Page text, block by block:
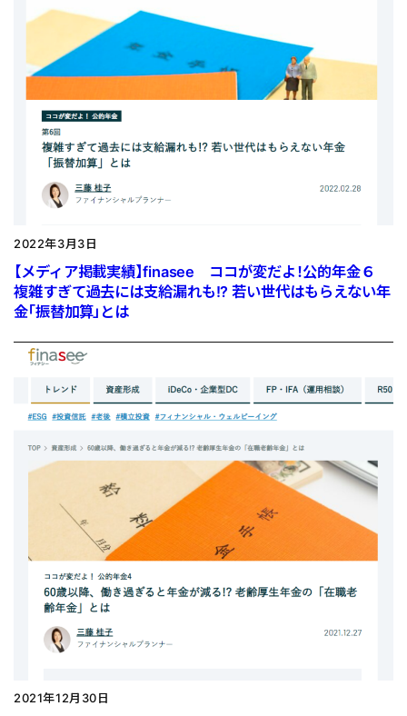
2022年3月3日
【メディア掲載実績】finasee ココが変だよ！公的年金６
複雑すぎて過去には支給漏れも!? 若い世代はもらえない年
金「振替加算」とは
2021年12月30日